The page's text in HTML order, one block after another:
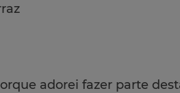
adorei fazer parte